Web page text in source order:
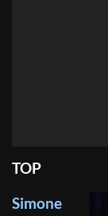
TOP
Simone